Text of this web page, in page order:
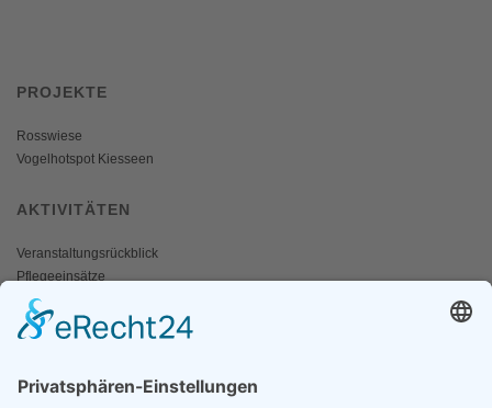
PROJEKTE
Rosswiese
Vogelhotspot Kiesseen
AKTIVITÄTEN
Veranstaltungsrückblick
Pflegeeinsätze
AKTIV WERDEN
Mitgliedschaft